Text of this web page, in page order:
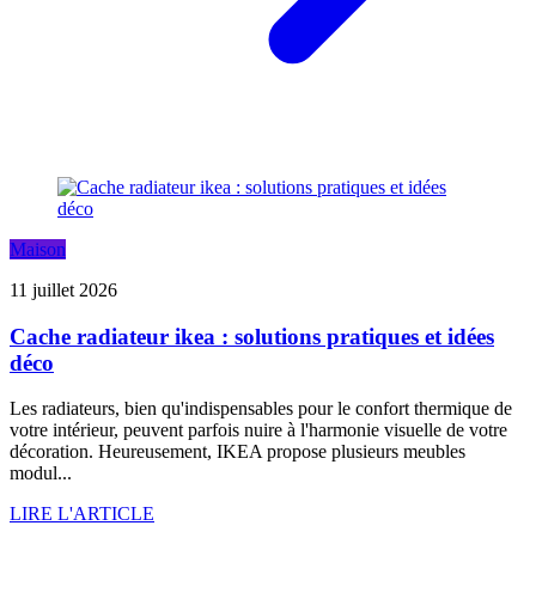
Maison
11 juillet 2026
Cache radiateur ikea : solutions pratiques et idées
déco
Les radiateurs, bien qu'indispensables pour le confort thermique de
votre intérieur, peuvent parfois nuire à l'harmonie visuelle de votre
décoration. Heureusement, IKEA propose plusieurs meubles
modul...
LIRE L'ARTICLE